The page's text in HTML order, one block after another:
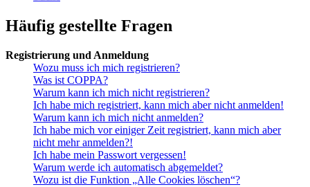
Häufig gestellte Fragen
Registrierung und Anmeldung
Wozu muss ich mich registrieren?
Was ist COPPA?
Warum kann ich mich nicht registrieren?
Ich habe mich registriert, kann mich aber nicht anmelden!
Warum kann ich mich nicht anmelden?
Ich habe mich vor einiger Zeit registriert, kann mich aber
nicht mehr anmelden?!
Ich habe mein Passwort vergessen!
Warum werde ich automatisch abgemeldet?
Wozu ist die Funktion „Alle Cookies löschen“?